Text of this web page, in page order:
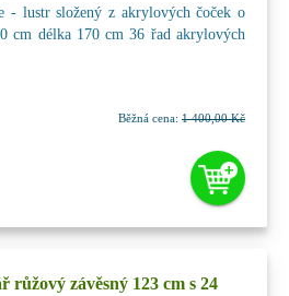
- lustr složený z akrylových čoček o
cm délka 170 cm 36 řad akrylových
Běžná cena: 1 400,00 Kč
růžový závěsný 123 cm s 24